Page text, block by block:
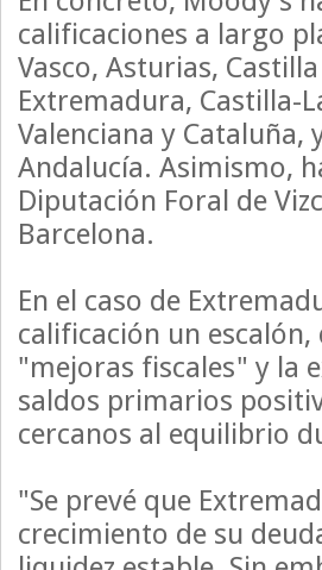
calificaciones a largo
Vasco, Asturias,
Extremadura, Castilla-
Valenciana y Cataluña,
Andalucía. Asimismo,
Diputación Foral de
Barcelona.
En el caso de
calificación un escalón,
"mejoras fiscales" y la
saldos primarios
cercanos al equilibrio
"Se prevé que
crecimiento de su